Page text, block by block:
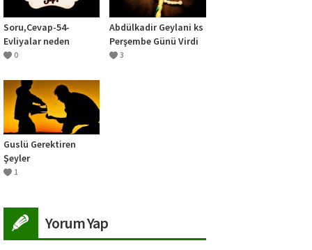
Soru,Cevap-54-
Evliyalar neden
tasarruflarıyla
0
Abdülkadir Geylani ks
Perşembe Günü Virdi
3
Guslü Gerektiren
Şeyler
1
Yorum Yap